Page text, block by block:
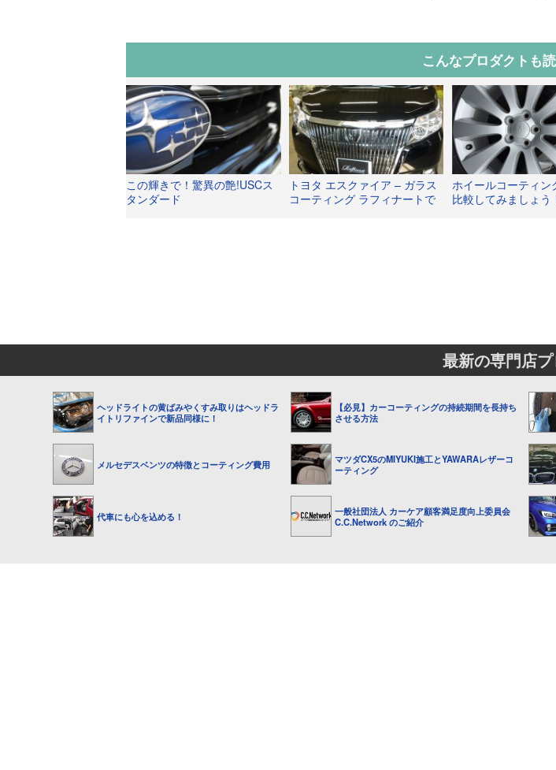
こんなプロダクトも
この輝きで！驚異の艶!USCス
タンダード
トヨタ エスクァイア – ガラス
コーティング ラフィナートで
ホイールコーティン
比較してみましょう
最新の専門店
ヘッドライトの黄ばみやくすみ取りはヘッドラ
イトリファインで新品同様に！
【必見】カーコーティングの持続期間を長持ち
させる方法
メルセデスベンツの特徴とコーティング費用
マツダCX5のMIYUKI施工とYAWARAレザーコ
ーティング
代車にも心を込める！
一般社団法人 カーケア顧客満足度向上委員会
C.C.Network のご紹介